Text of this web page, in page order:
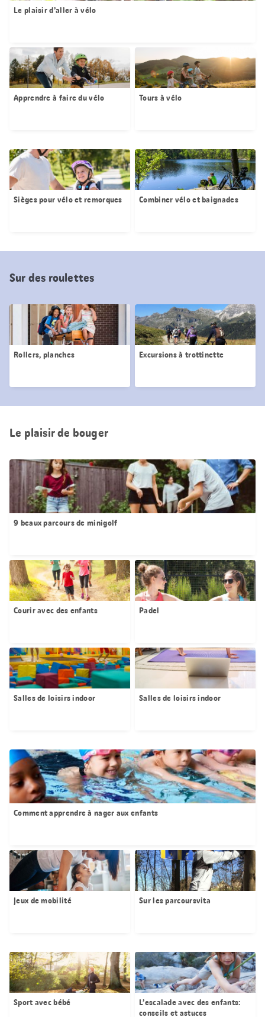
Le plaisir d’aller à vélo
Apprendre à faire du vélo Tours à vélo
Sièges pour vélo et remorques Combiner vélo et baignades
Sur des roulettes
Rollers, planches Excursions à trottinette
Le plaisir de bouger
9 beaux parcours de minigolf
Courir avec des enfants Padel
Salles de loisirs indoor Salles de loisirs indoor
Comment apprendre à nager aux enfants
Jeux de mobilité Sur les parcoursvita
Sport avec bébé
L’escalade avec des enfants:
conseils et astuces